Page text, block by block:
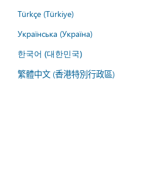
Türkçe (Türkiye)
Українська (Україна)
한국어 (대한민국)
繁體中文 (香港特別行政區)